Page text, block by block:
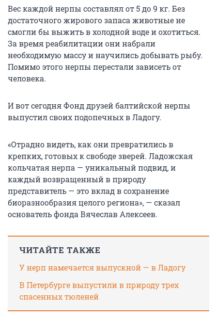
Вес каждой нерпы составлял от 5 до 9 кг. Без
достаточного жирового запаса животные не
смогли бы выжить в холодной воде и охотиться.
За время реабилитации они набрали
необходимую массу и научились добывать рыбу.
Помимо этого нерпы перестали зависеть от
человека.
И вот сегодня Фонд друзей балтийской нерпы
выпустил своих подопечных в Ладогу.
«Отрадно видеть, как они превратились в
крепких, готовых к свободе зверей. Ладожская
кольчатая нерпа — уникальный подвид, и
каждый возвращенный в природу
представитель — это вклад в сохранение
биоразнообразия целого региона», — сказал
основатель фонда Вячеслав Алексеев.
ЧИТАЙТЕ ТАКЖЕ
У нерп намечается выпускной — в Ладогу
В Петербурге выпустили в природу трех
спасенных тюленей